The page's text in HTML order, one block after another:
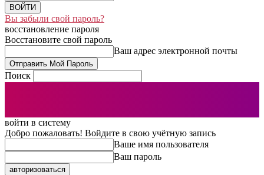
Вы забыли свой пароль?
восстановление пароля
Восстановите свой пароль
Ваш адрес электронной почты
Поиск
войти в систему
Добро пожаловать! Войдите в свою учётную запись
Ваше имя пользователя
Ваш пароль